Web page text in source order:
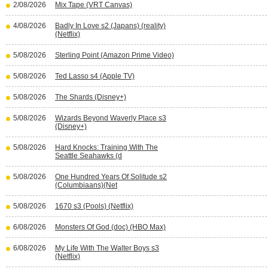
2/08/2026 Mix Tape (VRT Canvas)
4/08/2026
Badly In Love s2 (Japans) (reality)
(Netflix)
5/08/2026 Sterling Point (Amazon Prime Video)
5/08/2026 Ted Lasso s4 (Apple TV)
5/08/2026 The Shards (Disney+)
5/08/2026
Wizards Beyond Waverly Place s3
(Disney+)
5/08/2026
Hard Knocks: Training With The
Seattle Seahawks (d
5/08/2026
One Hundred Years Of Solitude s2
(Columbiaans)(Net
5/08/2026 1670 s3 (Pools) (Netflix)
6/08/2026 Monsters Of God (doc) (HBO Max)
6/08/2026
My Life With The Walter Boys s3
(Netflix)